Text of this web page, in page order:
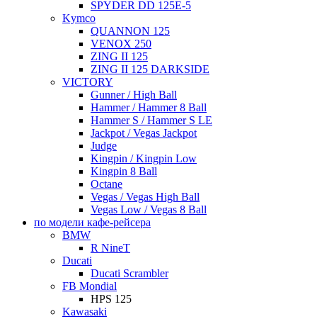
SPYDER DD 125E-5
Kymco
QUANNON 125
VENOX 250
ZING II 125
ZING II 125 DARKSIDE
VICTORY
Gunner / High Ball
Hammer / Hammer 8 Ball
Hammer S / Hammer S LE
Jackpot / Vegas Jackpot
Judge
Kingpin / Kingpin Low
Kingpin 8 Ball
Octane
Vegas / Vegas High Ball
Vegas Low / Vegas 8 Ball
по модели кафе-рейсера
BMW
R NineT
Ducati
Ducati Scrambler
FB Mondial
HPS 125
Kawasaki